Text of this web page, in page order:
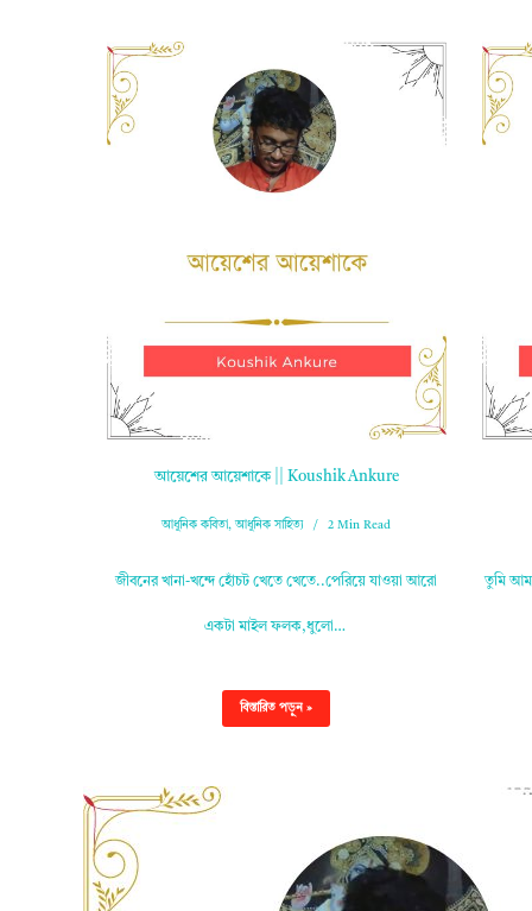
আয়েশের আয়েশাকে || Koushik Ankure
আধুনিক কবিতা,আধুনিক সাহিত্য 2 Min Read
জীবনের খানা-খন্দে হোঁচট খেতে খেতে..পেরিয়ে যাওয়া আরো
একটা মাইল ফলক,ধুলো…
বিস্তারিত পড়ুন »
তুমি